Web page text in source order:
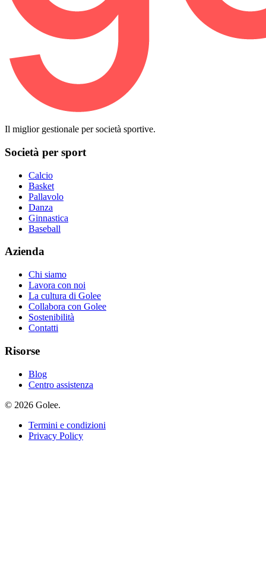
Il miglior gestionale per società sportive.
Società per sport
Calcio
Basket
Pallavolo
Danza
Ginnastica
Baseball
Azienda
Chi siamo
Lavora con noi
La cultura di Golee
Collabora con Golee
Sostenibilità
Contatti
Risorse
Blog
Centro assistenza
© 2026 Golee.
Termini e condizioni
Privacy Policy